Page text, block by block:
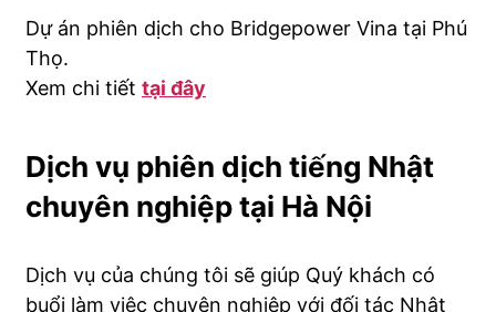
Dự án phiên dịch cho Bridgepower Vina tại Phú
Thọ.
Xem chi tiết tại đây
Dịch vụ phiên dịch tiếng Nhật
chuyên nghiệp tại Hà Nội
Dịch vụ của chúng tôi sẽ giúp Quý khách có
buổi làm việc chuyên nghiệp với đối tác Nhật